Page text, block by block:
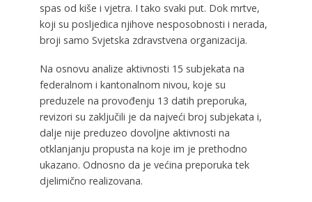
spas od kiše i vjetra. I tako svaki put. Dok mrtve,
koji su posljedica njihove nesposobnosti i nerada,
broji samo Svjetska zdravstvena organizacija.
Na osnovu analize aktivnosti 15 subjekata na
federalnom i kantonalnom nivou, koje su
preduzele na provođenju 13 datih preporuka,
revizori su zaključili je da najveći broj subjekata i,
dalje nije preduzeo dovoljne aktivnosti na
otklanjanju propusta na koje im je prethodno
ukazano. Odnosno da je većina preporuka tek
djelimično realizovana.